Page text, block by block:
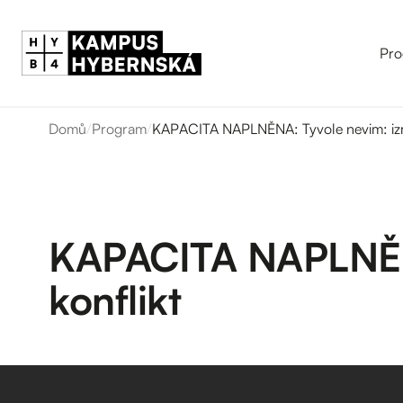
Domů/Program/KAPACITA NAPLNĚNA: Tyvole nevim:
KAPACITA
konflikt